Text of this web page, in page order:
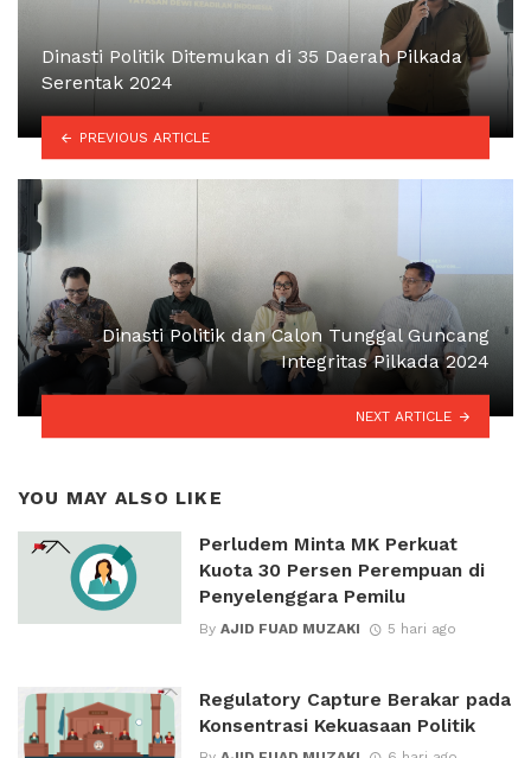
Dinasti Politik Ditemukan di 35 Daerah Pilkada
Serentak 2024
PREVIOUS ARTICLE
Dinasti Politik dan Calon Tunggal Guncang
Integritas Pilkada 2024
NEXT ARTICLE
YOU MAY ALSO LIKE
Perludem Minta MK Perkuat
Kuota 30 Persen Perempuan di
Penyelenggara Pemilu
By AJID FUAD MUZAKI 5 hari ago
Regulatory Capture Berakar pada
Konsentrasi Kekuasaan Politik